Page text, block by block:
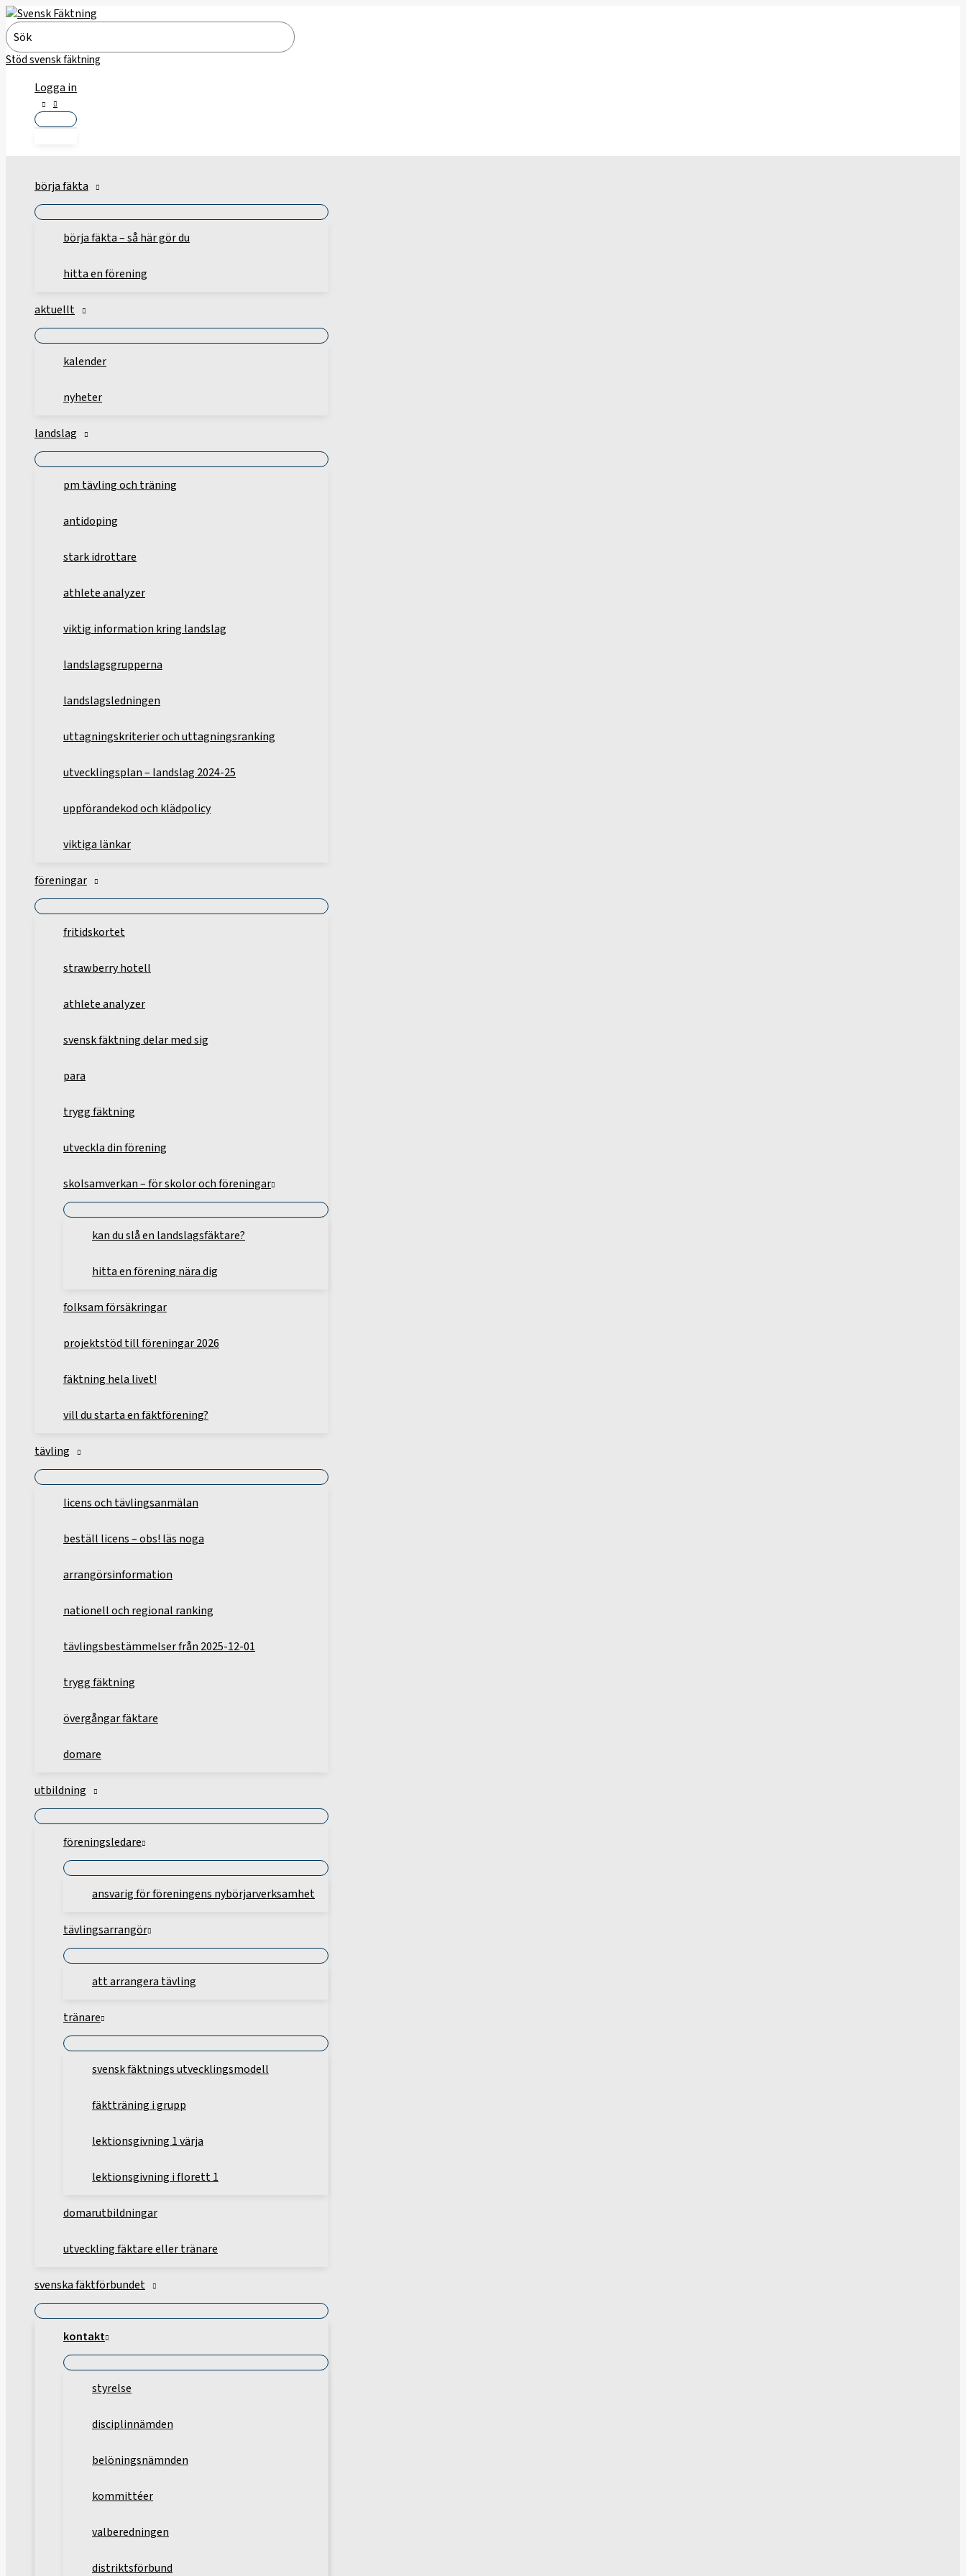
Hoppa
till
innehåll
Search
for:
Stöd svensk fäktning
Logga in
börja fäkta
börja fäkta – så här gör du
hitta en förening
aktuellt
kalender
nyheter
landslag
pm tävling och träning
antidoping
stark idrottare
athlete analyzer
viktig information kring landslag
landslagsgrupperna
landslagsledningen
uttagningskriterier och uttagningsranking
utvecklingsplan – landslag 2024-25
uppförandekod och klädpolicy
viktiga länkar
föreningar
fritidskortet
strawberry hotell
athlete analyzer
svensk fäktning delar med sig
para
trygg fäktning
utveckla din förening
skolsamverkan – för skolor och föreningar
kan du slå en landslagsfäktare?
hitta en förening nära dig
folksam försäkringar
projektstöd till föreningar 2026
fäktning hela livet!
vill du starta en fäktförening?
tävling
licens och tävlingsanmälan
beställ licens – obs! läs noga
arrangörsinformation
nationell och regional ranking
tävlingsbestämmelser från 2025-12-01
trygg fäktning
övergångar fäktare
domare
utbildning
föreningsledare
ansvarig för föreningens nybörjarverksamhet
tävlingsarrangör
att arrangera tävling
tränare
svensk fäktnings utvecklingsmodell
fäktträning i grupp
lektionsgivning 1 värja
lektionsgivning i florett 1
domarutbildningar
utveckling fäktare eller tränare
svenska fäktförbundet
kontakt
styrelse
disciplinnämden
belöningsnämnden
kommittéer
valberedningen
distriktsförbund